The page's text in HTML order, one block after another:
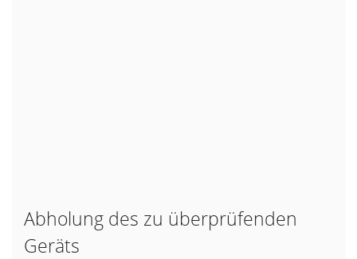
Abholung des zu überprüfenden
Geräts